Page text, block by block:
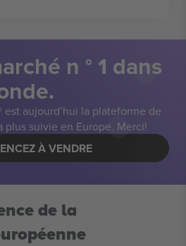
n ° 1 dans
est aujourd’hui la plateforme de
plus suivie en Europe. Merci!
À VENDRE
de la